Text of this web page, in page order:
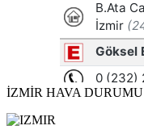
İZMİR HAVA DURUMU